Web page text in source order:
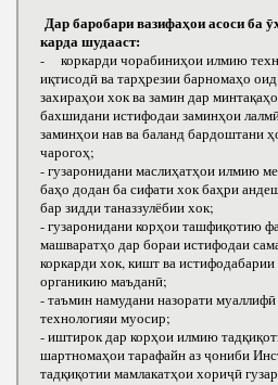
Дар баробари вазифаҳои асоси ба
карда шудааст:
- коркарди чорабиниҳои илмию
иқтисодӣ ва тарҳрезии барномаҳо
захираҳои хок ва замин дар
бахшидани истифодаи заминҳои
заминҳои нав ва баланд бардоштани
чарогоҳ;
- гузаронидани маслиҳатҳои илмию
баҳо додан ба сифати хок баҳри
бар зидди таназзулёбии хок;
- гузаронидани корҳои ташфиқотию
машваратҳо дар бораи истифодаи
коркарди хок, кишт ва
органикию маъданӣ;
- таъмин намудани назорати
технологияи муосир;
- иштирок дар корҳои илмию
шартномаҳои тарафайн аз ҷониби
тадқиқотии мамлакатҳои хориҷӣ